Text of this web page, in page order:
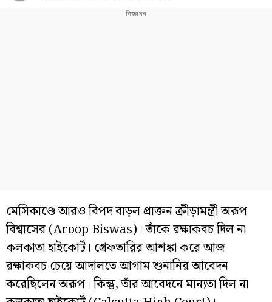
মেসিকাণ্ডে আরও বিপদ বাড়ল প্রাক্তন ক্রীড়ামন্ত্রী অরূপ
বিশ্বাসের (Aroop Biswas)। তাঁকে রক্ষাকবচ দিল না
কলকাতা হাইকোর্ট। গ্রেফতারির আশঙ্কা করে আজ
রক্ষাকবচ চেয়ে আদালতে আগাম শুনানির আবেদন
করেছিলেন অরূপ। কিন্তু, তাঁর আবেদনে মান্যতা দিল না